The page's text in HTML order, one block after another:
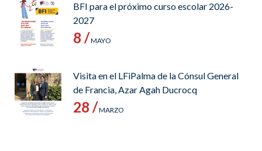
BFI para el próximo curso escolar 2026-
2027
8 /MAYO
Visita en el LFiPalma de la Cónsul General
de Francia, Azar Agah Ducrocq
28 /MARZO